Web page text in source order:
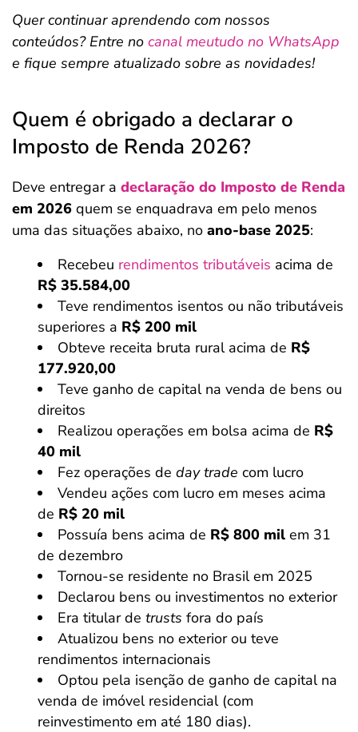
Quer continuar aprendendo com nossos
conteúdos? Entre no canal meutudo no WhatsApp
e fique sempre atualizado sobre as novidades!
Quem é obrigado a declarar o
Imposto de Renda 2026?
Deve entregar a declaração do Imposto de Renda
em 2026 quem se enquadrava em pelo menos
uma das situações abaixo, no ano-base 2025:
Recebeu rendimentos tributáveis acima de
R$ 35.584,00
Teve rendimentos isentos ou não tributáveis
superiores a R$ 200 mil
Obteve receita bruta rural acima de R$
177.920,00
Teve ganho de capital na venda de bens ou
direitos
Realizou operações em bolsa acima de R$
40 mil
Fez operações de day trade com lucro
Vendeu ações com lucro em meses acima
de R$ 20 mil
Possuía bens acima de R$ 800 mil em 31
de dezembro
Tornou-se residente no Brasil em 2025
Declarou bens ou investimentos no exterior
Era titular de trusts fora do país
Atualizou bens no exterior ou teve
rendimentos internacionais
Optou pela isenção de ganho de capital na
venda de imóvel residencial (com
reinvestimento em até 180 dias).